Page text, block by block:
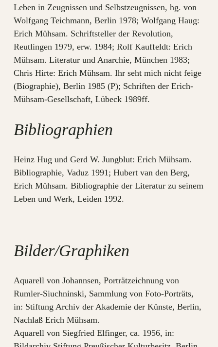
Leben in Zeugnissen und Selbstzeugnissen, hg. von
Wolfgang Teichmann, Berlin 1978; Wolfgang Haug:
Erich Mühsam. Schriftsteller der Revolution,
Reutlingen 1979, erw. 1984; Rolf Kauffeldt: Erich
Mühsam. Literatur und Anarchie, München 1983;
Chris Hirte: Erich Mühsam. Ihr seht mich nicht feige
(Biographie), Berlin 1985 (P); Schriften der Erich-
Mühsam-Gesellschaft, Lübeck 1989ff.
Bibliographien
Heinz Hug und Gerd W. Jungblut: Erich Mühsam.
Bibliographie, Vaduz 1991; Hubert van den Berg,
Erich Mühsam. Bibliographie der Literatur zu seinem
Leben und Werk, Leiden 1992.
Bilder/Graphiken
Aquarell von Johannsen, Porträtzeichnung von
Rumler-Siuchninski, Sammlung von Foto-Porträts,
in: Stiftung Archiv der Akademie der Künste, Berlin,
Nachlaß Erich Mühsam.
Aquarell von Siegfried Elfinger, ca. 1956, in: